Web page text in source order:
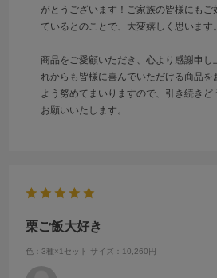
がとうございます！ご家族の皆様にもご
ているとのことで、大変嬉しく思います。
商品をご愛顧いただき、心より感謝申し
れからも皆様に喜んでいただける商品を
よう努めてまいりますので、引き続きど
お願いいたします。
栗ご飯大好き
色：3種×1セット サイズ：10,260円